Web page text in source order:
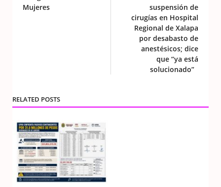
Mujeres
suspensión de
cirugías en Hospital
Regional de Xalapa
por desabasto de
anestésicos; dice
que “ya está
solucionado”
RELATED POSTS